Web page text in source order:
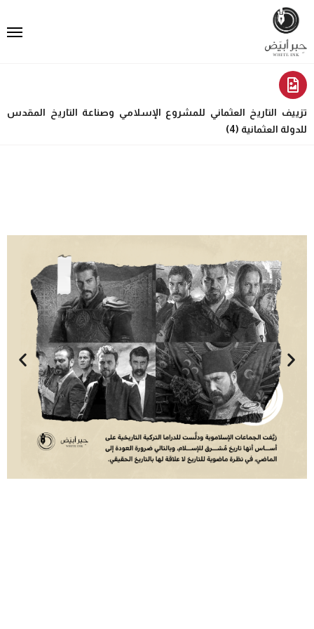
تزييف التاريخ العثماني للمشروع الإسلامي وصناعة التاريخ المقدس
للدولة العثمانية (4)